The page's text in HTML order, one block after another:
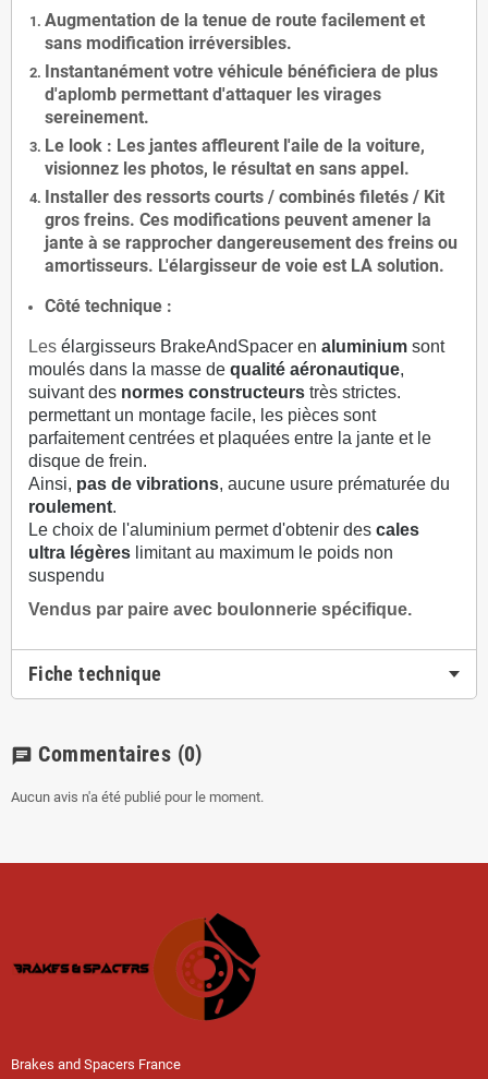
Augmentation de la tenue de route facilement et
sans modification irréversibles.
Instantanément votre véhicule bénéficiera de plus
d'aplomb permettant d'attaquer les virages
sereinement.
Le look : Les jantes affleurent l'aile de la voiture,
visionnez les photos, le résultat en sans appel.
Installer des ressorts courts / combinés filetés / Kit
gros freins. Ces modifications peuvent amener la
jante à se rapprocher dangereusement des freins ou
amortisseurs. L'élargisseur de voie est LA solution.
Côté technique :
Les élargisseurs BrakeAndSpacer en aluminium sont
moulés dans la masse de qualité aéronautique,
suivant des normes constructeurs très strictes.
permettant un montage facile, les pièces sont
parfaitement centrées et plaquées entre la jante et le
disque de frein.
Ainsi, pas de vibrations, aucune usure prématurée du
roulement.
Le choix de l'aluminium permet d'obtenir des cales
ultra légères limitant au maximum le poids non
suspendu
Vendus par paire avec boulonnerie spécifique.
Fiche technique
chat Commentaires (0)
Aucun avis n'a été publié pour le moment.
Brakes and Spacers France